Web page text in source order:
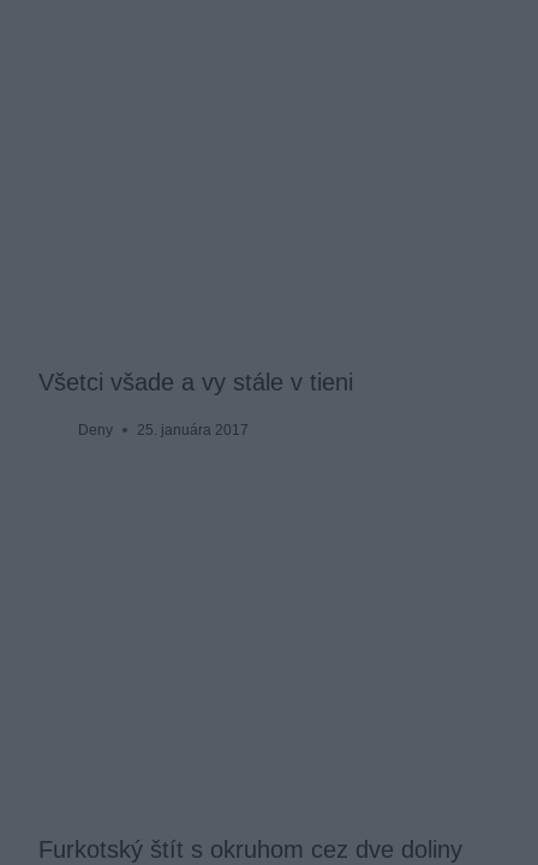
Všetci všade a vy stále v tieni
Deny 25. januára 2017
Furkotský štít s okruhom cez dve doliny